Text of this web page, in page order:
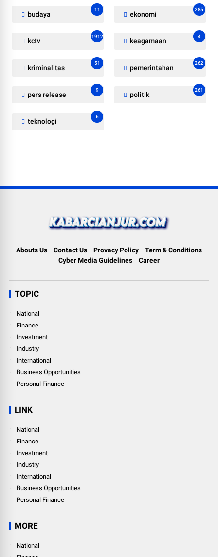
budaya
11
ekonomi
285
kctv
1912
keagamaan
4
kriminalitas
51
pemerintahan
262
pers release
9
politik
261
teknologi
6
Abouts Us Contact Us Provacy Policy
Term & Conditions
Cyber Media Guidelines
Career
TOPIC
National
Finance
Investment
Industry
International
Business Opportunities
Personal Finance
LINK
National
Finance
Investment
Industry
International
Business Opportunities
Personal Finance
MORE
National